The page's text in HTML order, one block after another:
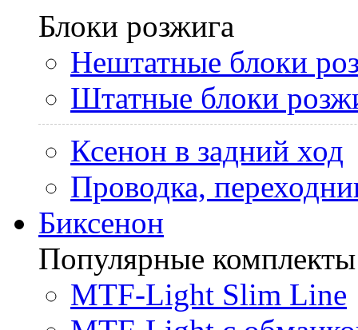
Блоки розжига
Нештатные блоки
Штатные блоки
Ксенон в задний ход
Проводка,
Биксенон
Популярные комплекты
MTF-Light Slim Line